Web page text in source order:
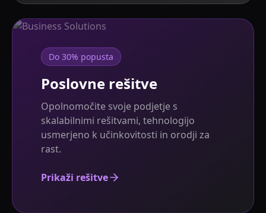
Do 30% popusta
Poslovne rešitve
Opolnomočite svoje podjetje s
skalabilnimi rešitvami, tehnologijo
usmerjeno k učinkovitosti in orodji za
rast.
Prikaži rešitve